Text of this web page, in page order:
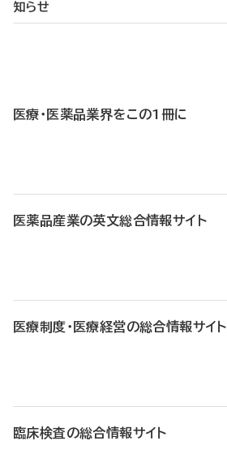
知らせ
医療・医薬品業界をこの1冊に
医薬品産業の英文総合情報サイト
医療制度・医療経営の総合情報サイト
臨床検査の総合情報サイト